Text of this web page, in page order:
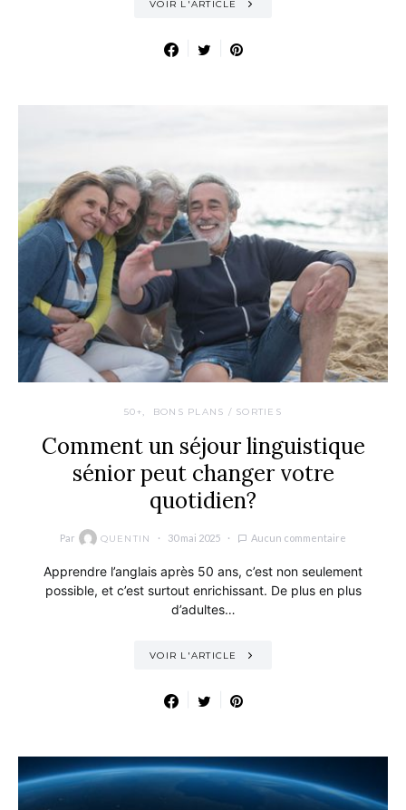
VOIR L'ARTICLE
50+ BONS PLANS / SORTIES
Comment un séjour linguistique
sénior peut changer votre
quotidien?
Par QUENTIN 30 mai 2025 Aucun commentaire
Apprendre l’anglais après 50 ans, c’est non seulement
possible, et c’est surtout enrichissant. De plus en plus
d’adultes…
VOIR L'ARTICLE